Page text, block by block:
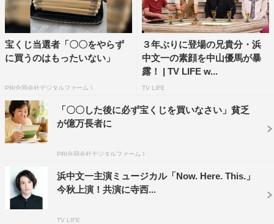
い…もう宇宙Sixはいいかな（笑）。宇宙Sixとの共演が連
チャンで続いたので」と塩対応。しかし、松本の献身的な
誘いに折れ、「やったら行きます」と約束した。
ミュージカル「ELF the musical」は12月6日（金）～15
日（日）まで東京・品川ステラボール、12月21日
（土）、22日（日）は大阪・森ノ宮ピロティホールで上演
される。
宝くじ当選者「〇〇をやらず
に買うのはもったいない」
PR(合同会社デジタルファーム )
３年ぶりに登場の兄貴分・浜
中文一の素顔を中山優馬が暴
露！ | TV LIFE w...
TV LIFE
「〇〇した後に必ず宝くじを買いなさい」貧乏
が億万長者に
PR(合同会社デジタルファーム )
浜中文一主演ミュージカル「Now. Here. This.」
今秋上演！共演に寺西...
TV LIFE